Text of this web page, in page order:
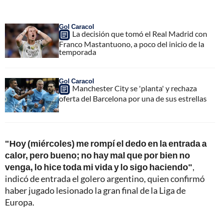
Gol Caracol
La decisión que tomó el Real Madrid con
Franco Mastantuono, a poco del inicio de la
temporada
Gol Caracol
Manchester City se 'planta' y rechaza
oferta del Barcelona por una de sus estrellas
"Hoy (miércoles) me rompí el dedo en la entrada a
calor, pero bueno; no hay mal que por bien no
venga, lo hice toda mi vida y lo sigo haciendo",
indicó de entrada el golero argentino, quien confirmó
haber jugado lesionado la gran final de la Liga de
Europa.